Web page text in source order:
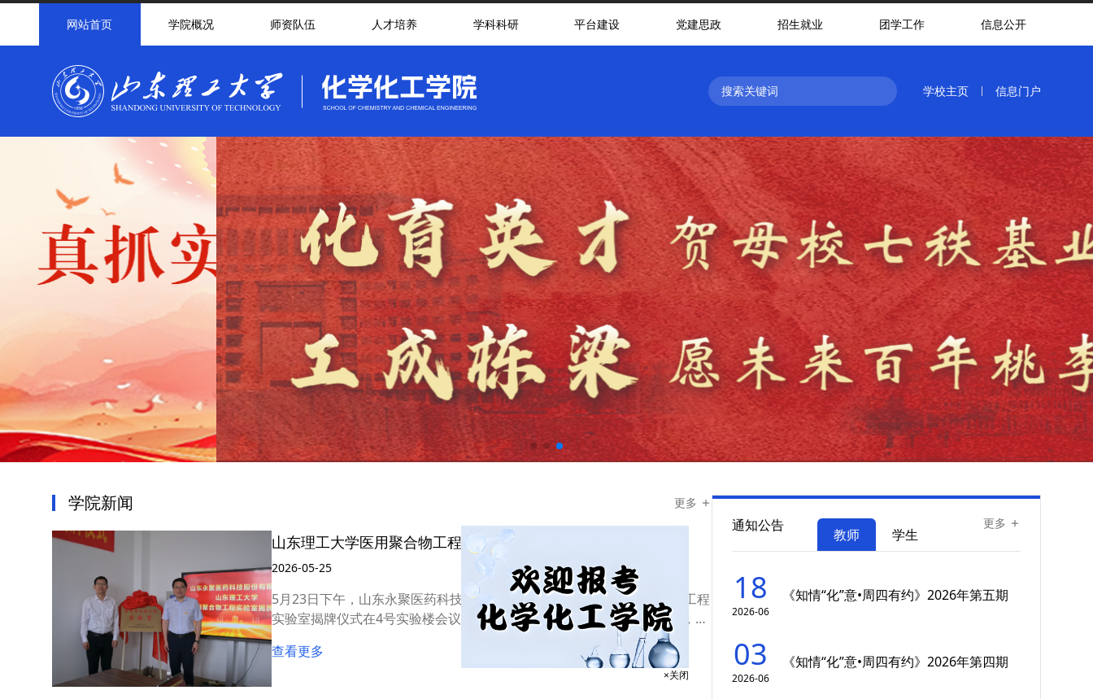
网站首页 学院概况 师资队伍 人才培养 学科科研 平台建设 党建思政 招生就业 团学工作 信息公开
学校主页 信息门户
学院新闻 更多
山东理工大学医用聚合物工程实验室揭牌仪式举行
2026-05-25
5月23日下午，山东永聚医药科技股份有限公司与学校共建的医用聚合物工程
实验室揭牌仪式在4号实验楼会议室隆重举行。党委常委、副校长张守珩，山
东永聚医药科技股份有限公司总经理郑晓宁，合作发展处相关负责人，化学...
查看更多
通知公告 更多
教师 学生
18
2026-06
《知情“化”意•周四有约》2026年第五期
03
2026-06
《知情“化”意•周四有约》2026年第四期